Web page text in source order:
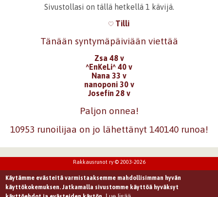
Sivustollasi on tällä hetkellä 1 kävijä.
Tilli
Tänään syntymäpäiviään viettää
Zsa 48 v
^EnKeLi^ 40 v
Nana 33 v
nanoponi 30 v
Josefín 28 v
Paljon onnea!
10953 runoilijaa on jo lähettänyt 140140 runoa!
Rakkausrunot ry © 2003-2026
Käytämme evästeitä varmistaaksemme mahdollisimman hyvän
käyttökokemuksen. Jatkamalla sivustomme käyttöä hyväksyt